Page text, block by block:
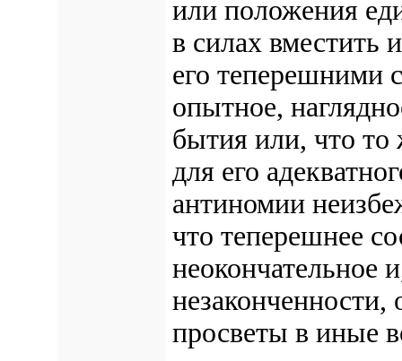
или положения
в силах вместить
его теперешними
опытное,
бытия или, что то
для его
антиномии
что теперешнее
неокончательное
незаконченности,
просветы в иные